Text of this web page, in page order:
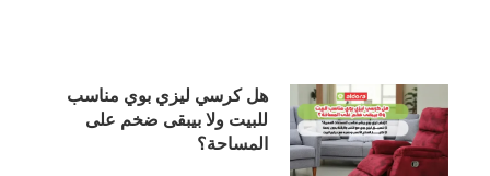
هل كرسي ليزي بوي مناسب
للبيت ولا بيبقى ضخم على
المساحة؟